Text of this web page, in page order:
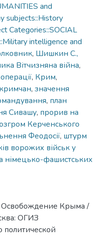
and
subjects::History
Categories::SOCIAL
intelligence and
, Шишкин С.,
Вітчизняна війна,
, Крим,
, значення
, план
Сивашу, прорив на
Керченського
Феодосії, штурм
ворожих військ у
німецько-фашистських
Освобождение Крыма /
ОГИЗ
политической